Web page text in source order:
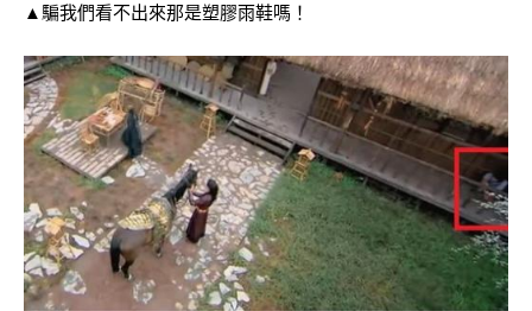
▲騙我們看不出來那是塑膠雨鞋嗎！